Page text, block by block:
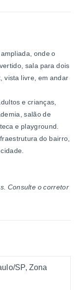
onde o
sala para dois
vista livre, em andar
e crianças,
salão de
e playground.
do bairro,
Consulte o corretor
SP, Zona